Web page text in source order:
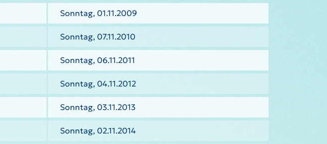
Sonntag, 01.11.2009
Sonntag, 07.11.2010
Sonntag, 06.11.2011
Sonntag, 04.11.2012
Sonntag, 03.11.2013
Sonntag, 02.11.2014